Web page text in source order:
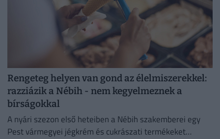
Rengeteg helyen van gond az élelmiszerekkel:
razziázik a Nébih - nem kegyelmeznek a
bírságokkal
A nyári szezon első heteiben a Nébih szakemberei egy
Pest vármegyei jégkrém és cukrászati termékeket